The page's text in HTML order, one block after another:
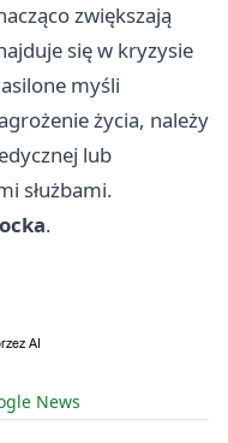
zwiększają
się w kryzysie
myśli
życia, należy
lub
służbami.
.
News